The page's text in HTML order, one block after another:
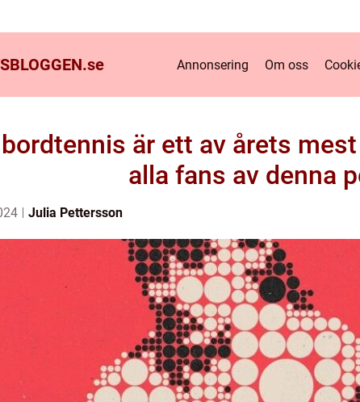
se Annonsering Om oss
är ett av årets
alla fans av denna
Julia Pettersson